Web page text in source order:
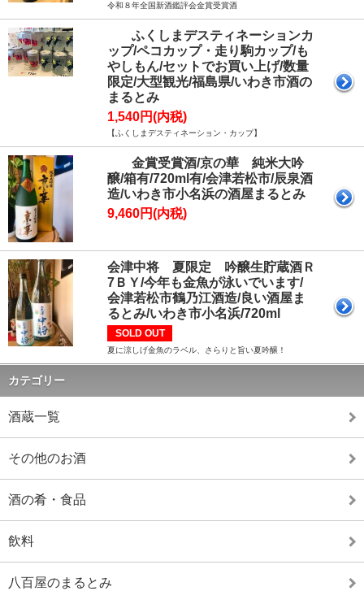
令和８年全国新酒鑑評会金賞受賞酒
ふくしまデスティネーションカ
ップ/ペコカップ・走り駒カップ/も
やしもん/セットでお買い上げ/数量
限定/大型観光/福島県/いわき市酒の
まるとみ
1,540円(内税)
【ふくしまデスティネーション・カップ】
金賞受賞酒/京の華 純米大吟
醸/箱有/720ml有/会津若松市/辰泉酒
造/いわき市小名浜の酒屋まるとみ
9,460円(内税)
会津中将 夏限定 吟醸生貯蔵酒Ｒ
7ＢＹ/今年も金魚が泳いでいます/
会津若松市鶴乃江酒造/良い酒屋ま
るとみ/いわき市小名浜/720ml
SOLD OUT
夏に涼しげ金魚のラベル、さらりと旨い夏吟醸！
カテゴリー
酒蔵一覧
その他のお酒
酒の肴・食品
飲料
八百屋のまるとみ